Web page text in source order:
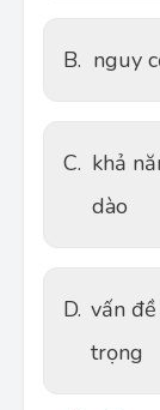
B. nguy
C. khả
dào
D. vấn
trọng